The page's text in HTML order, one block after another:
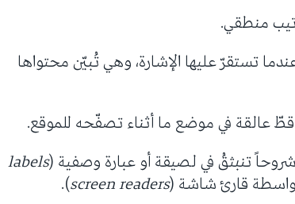
تستقرّ عليها الإشارة، وهي تُبيّن محتواها
قطّ عالقة في موضع ما أثناء تصفّحه للموقع.
تنبثقُ في لصيقة أو عبارة وصفية (labels
قارئ شاشة (screen readers
).